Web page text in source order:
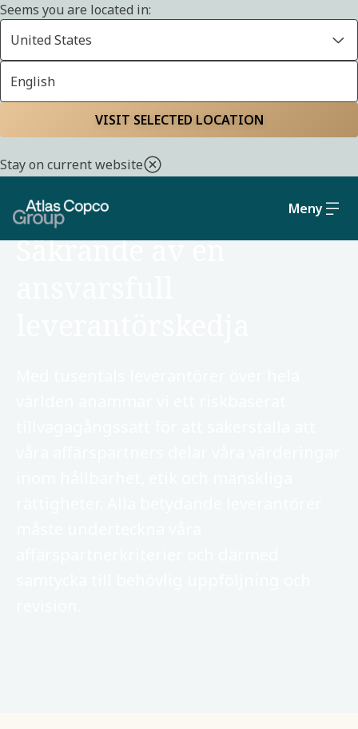
Seems you are located in:
United States
English
VISIT SELECTED LOCATION
Stay on current website
Meny
SOCIALT ANSVAR OCH STYRNING
Säkrande av en